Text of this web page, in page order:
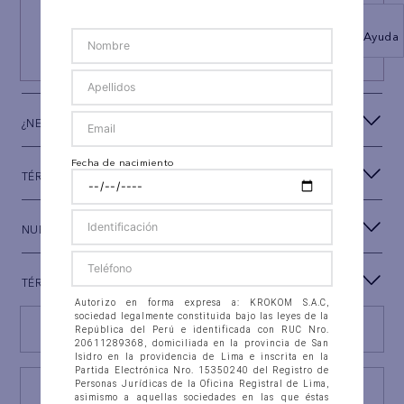
Ayuda
¿NECESITAS AYUDA?
TÉRMINOS Y CONDICIONES
NUESTRA MARCA
TÉRMINOS LEGALES
Encuentra tu tienda
Consulta estado Reclamación
Fecha de nacimiento
Autorizo en forma expresa a: KROKOM S.A.C,
sociedad legalmente constituida bajo las leyes de la
República del Perú e identificada con RUC Nro.
20611289368, domiciliada en la provincia de San
Isidro en la providencia de Lima e inscrita en la
Partida Electrónica Nro. 15350240 del Registro de
Personas Jurídicas de la Oficina Registral de Lima,
asimismo a aquellas sociedades en las que éstas